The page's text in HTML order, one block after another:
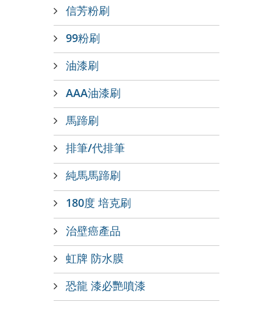
信芳粉刷
99粉刷
油漆刷
AAA油漆刷
馬蹄刷
排筆/代排筆
純馬馬蹄刷
180度 培克刷
治壁癌產品
虹牌 防水膜
恐龍 漆必艷噴漆